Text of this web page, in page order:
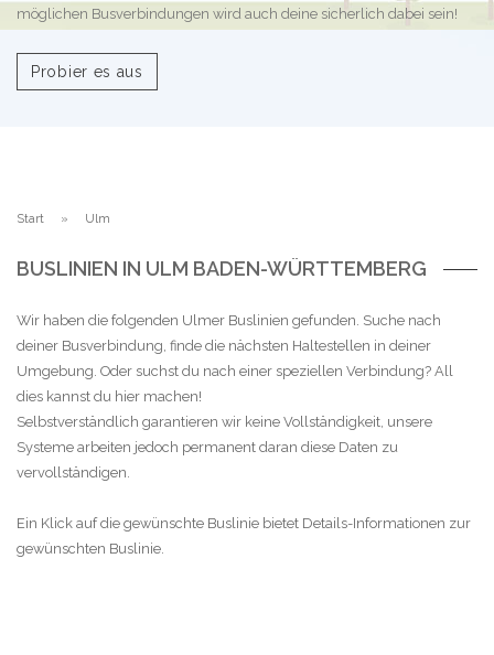
möglichen Busverbindungen wird auch deine sicherlich dabei sein!
Probier es aus
Start Ulm
BUSLINIEN IN ULM BADEN-WÜRTTEMBERG
Wir haben die folgenden Ulmer Buslinien gefunden. Suche nach
deiner Busverbindung, finde die nächsten Haltestellen in deiner
Umgebung. Oder suchst du nach einer speziellen Verbindung? All
dies kannst du hier machen!
Selbstverständlich garantieren wir keine Vollständigkeit, unsere
Systeme arbeiten jedoch permanent daran diese Daten zu
vervollständigen.
Ein Klick auf die gewünschte Buslinie bietet Details-Informationen zur
gewünschten Buslinie.